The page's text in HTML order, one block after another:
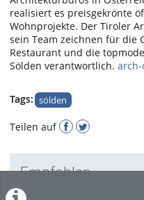
realisiert es preisgekrönte
Wohnprojekte. Der Tiroler
sein Team zeichnen für die
Restaurant und die
Sölden verantwortlich.
Tags: sölden
Teilen auf
Empfohlen